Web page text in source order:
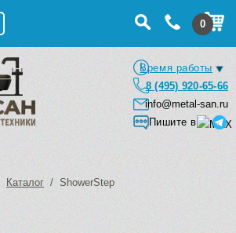
0
Время работы
8 (495) 920-65-66
info@metal-san.ru
Пишите в
Каталог / ShowerStep